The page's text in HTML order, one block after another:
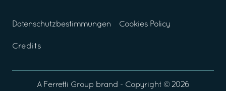
Datenschutzbestimmungen Cookies Policy
Credits
A Ferretti Group brand - Copyright © 2026